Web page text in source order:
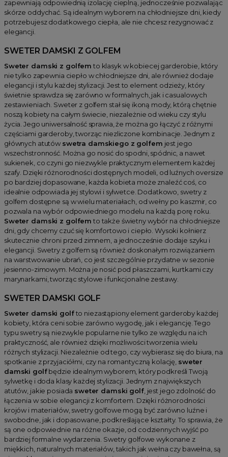
zapewniają odpowiednią izolację cieplną, jednocześnie pozwalając
skórze oddychać. Są idealnym wyborem na chłodniejsze dni, kiedy
potrzebujesz dodatkowego ciepła, ale nie chcesz rezygnować z
elegancji.
SWETER DAMSKI Z GOLFEM
Sweter damski z golfem to klasyk w kobiecej garderobie, który
nie tylko zapewnia ciepło w chłodniejsze dni, ale również dodaje
elegancji i stylu każdej stylizacji. Jest to element odzieży, który
świetnie sprawdza się zarówno w formalnych, jak i casualowych
zestawieniach. Sweter z golfem stał się ikoną mody, którą chętnie
noszą kobiety na całym świecie, niezależnie od wieku czy stylu
życia. Jego uniwersalność sprawia, że można go łączyć z różnymi
częściami garderoby, tworząc niezliczone kombinacje. Jednym z
głównych atutów swetra damskiego z golfem jest jego
wszechstronność. Można go nosić do spodni, spódnic, a nawet
sukienek, co czyni go niezwykle praktycznym elementem każdej
szafy. Dzięki różnorodności dostępnych modeli, od luźnych oversize
po bardziej dopasowane, każda kobieta może znaleźć coś, co
idealnie odpowiada jej stylowi i sylwetce. Dodatkowo, swetry z
golfem dostępne są w wielu materiałach, od wełny po kaszmir, co
pozwala na wybór odpowiedniego modelu na każdą porę roku.
Sweter damski z golfem to także świetny wybór na chłodniejsze
dni, gdy chcemy czuć się komfortowo i ciepło. Wysoki kołnierz
skutecznie chroni przed zimnem, a jednocześnie dodaje szyku i
elegancji. Swetry z golfem są również doskonałym rozwiązaniem
na warstwowanie ubrań, co jest szczególnie przydatne w sezonie
jesienno-zimowym. Można je nosić pod płaszczami, kurtkami czy
marynarkami, tworząc stylowe i funkcjonalne zestawy.
SWETER DAMSKI GOLF
Sweter damski golfto niezastąpiony element garderoby każdej
kobiety, która ceni sobie zarówno wygodę, jak i elegancję. Tego
typu swetry są niezwykle popularne nie tylko ze względu na ich
praktyczność, ale również dzięki możliwości tworzenia wielu
różnych stylizacji. Niezależnie od tego, czy wybierasz się do biura, na
spotkanie z przyjaciółmi, czy na romantyczną kolację, sweter
damski golfbędzie idealnym wyborem, który podkreśli Twoją
sylwetkę i doda klasy każdej stylizacji. Jednym z największych
atutów, jakie posiada sweter damski golf, jest jego zdolność do
łączenia w sobie elegancji z komfortem. Dzięki różnorodności
krojów i materiałów, swetry golfowe mogą być zarówno luźne i
swobodne, jak i dopasowane, podkreślające kształty. To sprawia, że
są one odpowiednie na różne okazje, od codziennych wyjść po
bardziej formalne wydarzenia. Swetry golfowe wykonane z
miękkich, naturalnych materiałów, takich jak wełna czy bawełna, są